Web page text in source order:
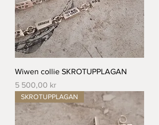
Wiwen collie SKROTUPPLAGAN
Pris
5 500,00 kr
SKROTUPPLAGAN